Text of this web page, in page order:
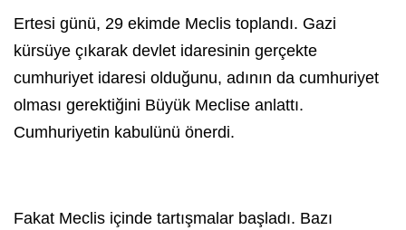
Ertesi günü, 29 ekimde Meclis toplandı. Gazi
kürsüye çıkarak devlet idaresinin gerçekte
cumhuriyet idaresi olduğunu, adının da cumhuriyet
olması gerektiğini Büyük Meclise anlattı.
Cumhuriyetin kabulünü önerdi.
Fakat Meclis içinde tartışmalar başladı. Bazı